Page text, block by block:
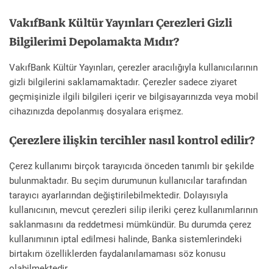
VakıfBank Kültür Yayınları Çerezleri Gizli
Bilgilerimi Depolamakta Mıdır?
VakıfBank Kültür Yayınları, çerezler aracılığıyla kullanıcılarının
gizli bilgilerini saklamamaktadır. Çerezler sadece ziyaret
geçmişinizle ilgili bilgileri içerir ve bilgisayarınızda veya mobil
cihazınızda depolanmış dosyalara erişmez.
Çerezlere ilişkin tercihler nasıl kontrol edilir?
Çerez kullanımı birçok tarayıcıda önceden tanımlı bir şekilde
bulunmaktadır. Bu seçim durumunun kullanıcılar tarafından
tarayıcı ayarlarından değiştirilebilmektedir. Dolayısıyla
kullanıcının, mevcut çerezleri silip ileriki çerez kullanımlarının
saklanmasını da reddetmesi mümkündür. Bu durumda çerez
kullanımının iptal edilmesi halinde, Banka sistemlerindeki
birtakım özelliklerden faydalanılamaması söz konusu